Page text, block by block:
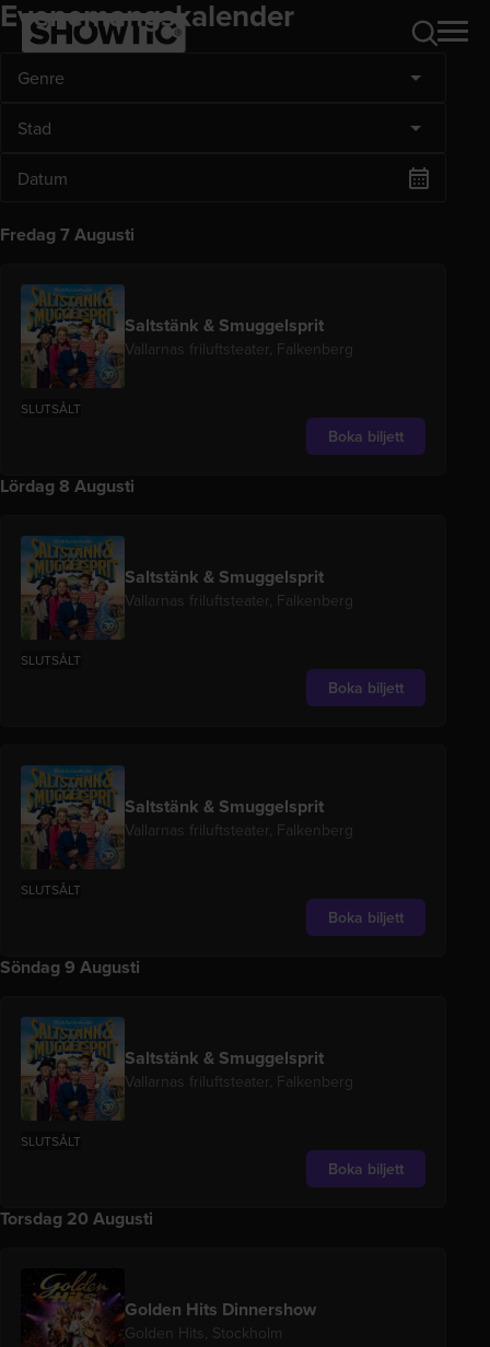
Evenemangskalender
Genre
Stad
Fredag 7 Augusti
Saltstänk & Smuggelsprit
Vallarnas friluftsteater, Falkenberg
SLUTSÅLT
Boka biljett
Lördag 8 Augusti
Saltstänk & Smuggelsprit
Vallarnas friluftsteater, Falkenberg
SLUTSÅLT
Boka biljett
Saltstänk & Smuggelsprit
Vallarnas friluftsteater, Falkenberg
SLUTSÅLT
Boka biljett
Söndag 9 Augusti
Saltstänk & Smuggelsprit
Vallarnas friluftsteater, Falkenberg
SLUTSÅLT
Boka biljett
Torsdag 20 Augusti
Golden Hits Dinnershow
Golden Hits, Stockholm